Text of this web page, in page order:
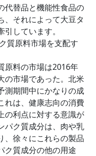
代替品と機能性食品の
、それによって大豆タ
しています。
質原料市場を支配す
原料の市場は2016年
の市場であった。北米
測期間中にかなりの成
れは、健康志向の消費
の利点に対する意識が
パク質成分は、肉や乳
、徐々にこれらの製品
ク質成分の他の用途